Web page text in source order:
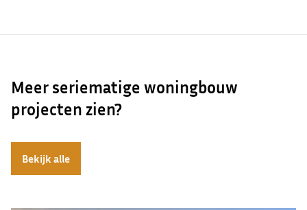
Meer seriematige woningbouw
projecten zien?
Bekijk alle